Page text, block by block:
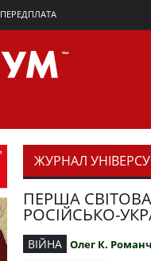
ПЕРЕДПЛАТА
ЖУРНАЛ
ПЕРША
РОСІЙСЬКО-
ВІЙНА Олег К.